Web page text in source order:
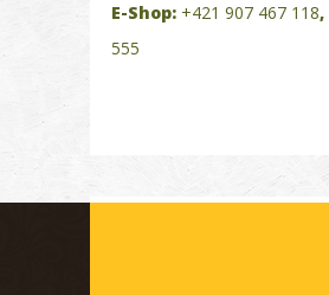
E-Shop: +421 907 467 118,
555